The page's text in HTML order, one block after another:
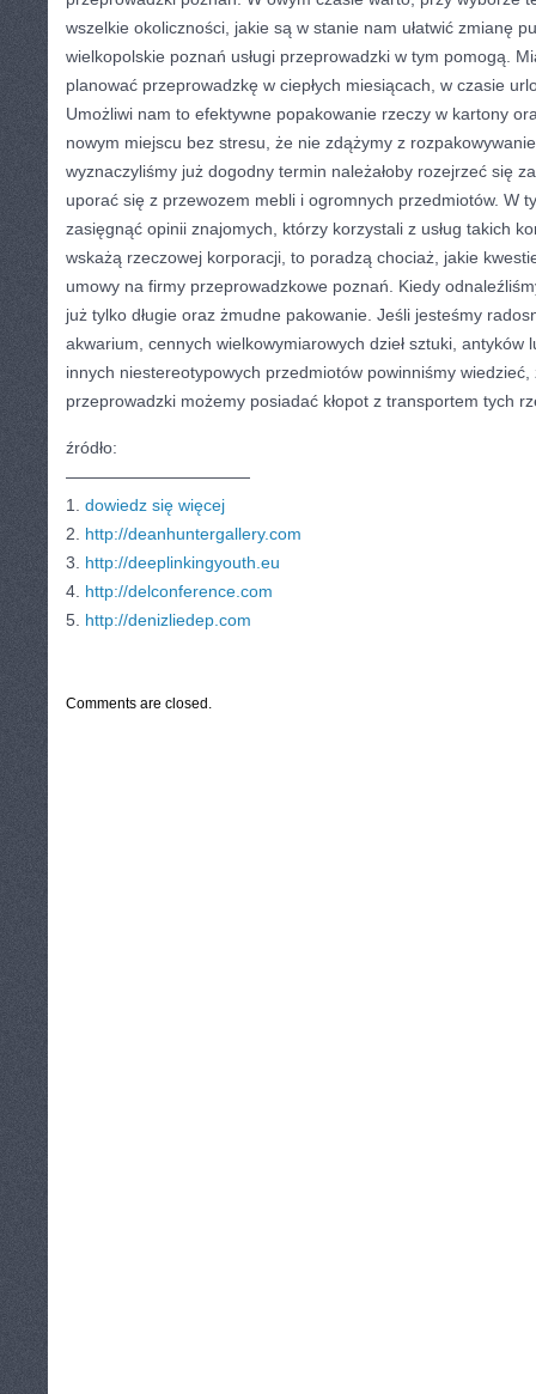
wszelkie okoliczności, jakie są w stanie nam ułatwić zmianę
wielkopolskie poznań usługi przeprowadzki w tym pomogą.
planować przeprowadzkę w ciepłych miesiącach, w czasie
Umożliwi nam to efektywne popakowanie rzeczy w kartony
nowym miejscu bez stresu, że nie zdążymy z
wyznaczyliśmy już dogodny termin należałoby rozejrzeć się
uporać się z przewozem mebli i ogromnych przedmiotów. W
zasięgnąć opinii znajomych, którzy korzystali z usług takich
wskażą rzeczowej korporacji, to poradzą chociaż, jakie
umowy na firmy przeprowadzkowe poznań. Kiedy
już tylko długie oraz żmudne pakowanie. Jeśli jesteśmy
akwarium, cennych wielkowymiarowych dzieł sztuki, antyków
innych niestereotypowych przedmiotów powinniśmy
przeprowadzki możemy posiadać kłopot z transportem tych
źródło:
———————————
1. dowiedz się więcej
2. http://deanhuntergallery.com
3. http://deeplinkingyouth.eu
4. http://delconference.com
5. http://denizliedep.com
Comments are closed.